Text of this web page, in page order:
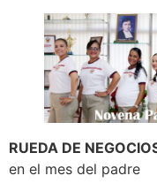
RUEDA DE
en el mes del padre